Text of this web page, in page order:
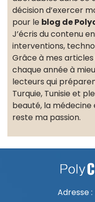
décision d’exercer
pour le blog de
J’écris du contenu
interventions,
Grâce à mes
chaque année à
lecteurs qui
Turquie, Tunisie et
beauté, la
reste ma passion.
Adresse